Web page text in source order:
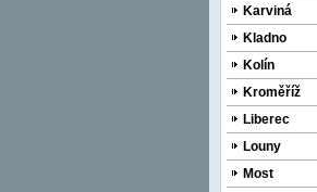
Karviná
Kladno
Kolín
Kroměříž
Liberec
Louny
Most